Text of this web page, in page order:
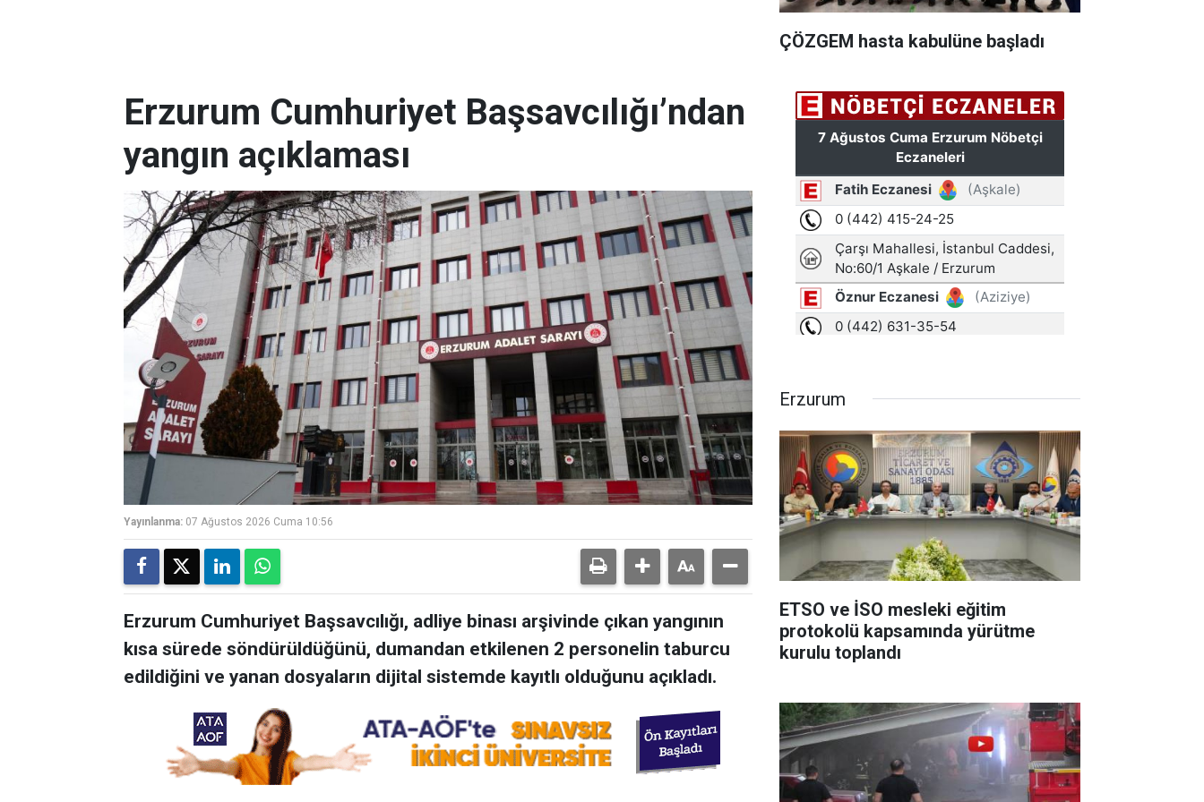
ÇÖZGEM hasta kabulüne başladı
Erzurum Cumhuriyet Başsavcılığı’ndan
yangın açıklaması
Yayınlanma: 07 Ağustos 2026 Cuma 10:56
Erzurum Cumhuriyet Başsavcılığı, adliye binası arşivinde çıkan yangının
kısa sürede söndürüldüğünü, dumandan etkilenen 2 personelin taburcu
edildiğini ve yanan dosyaların dijital sistemde kayıtlı olduğunu açıkladı.
Erzurum
ETSO ve İSO mesleki eğitim
protokolü kapsamında yürütme
kurulu toplandı